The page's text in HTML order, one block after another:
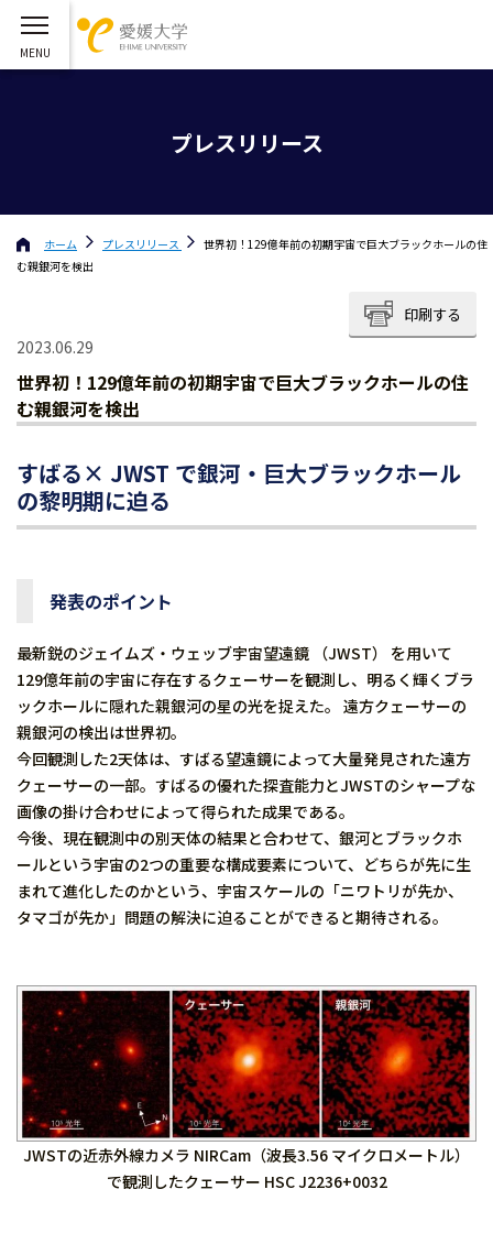
プレスリリース
ホーム プレスリリース
世界初！129億年前の初期宇宙で巨大ブラックホールの住
む親銀河を検出
印刷する
2023.06.29
世界初！129億年前の初期宇宙で巨大ブラックホールの住
む親銀河を検出
すばる× JWST で銀河・巨大ブラックホール
の黎明期に迫る
発表のポイント
最新鋭のジェイムズ・ウェッブ宇宙望遠鏡 （JWST） を用いて
129億年前の宇宙に存在するクェーサーを観測し、明るく輝くブラ
ックホールに隠れた親銀河の星の光を捉えた。 遠方クェーサーの
親銀河の検出は世界初。
今回観測した2天体は、すばる望遠鏡によって大量発見された遠方
クェーサーの一部。すばるの優れた探査能力とJWSTのシャープな
画像の掛け合わせによって得られた成果である。
今後、現在観測中の別天体の結果と合わせて、銀河とブラックホ
ールという宇宙の2つの重要な構成要素について、どちらが先に生
まれて進化したのかという、宇宙スケールの「ニワトリが先か、
タマゴが先か」問題の解決に迫ることができると期待される。
JWSTの近赤外線カメラ NIRCam（波長3.56 マイクロメートル）
で観測したクェーサー HSC J2236+0032